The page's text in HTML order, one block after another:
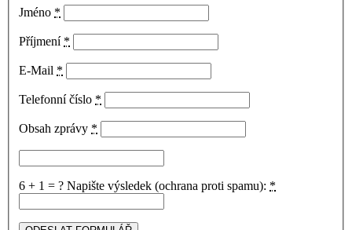
Jméno *
Příjmení *
E-Mail *
Telefonní číslo *
Obsah zprávy *
6 + 1 = ? Napište výsledek (ochrana proti spamu): *